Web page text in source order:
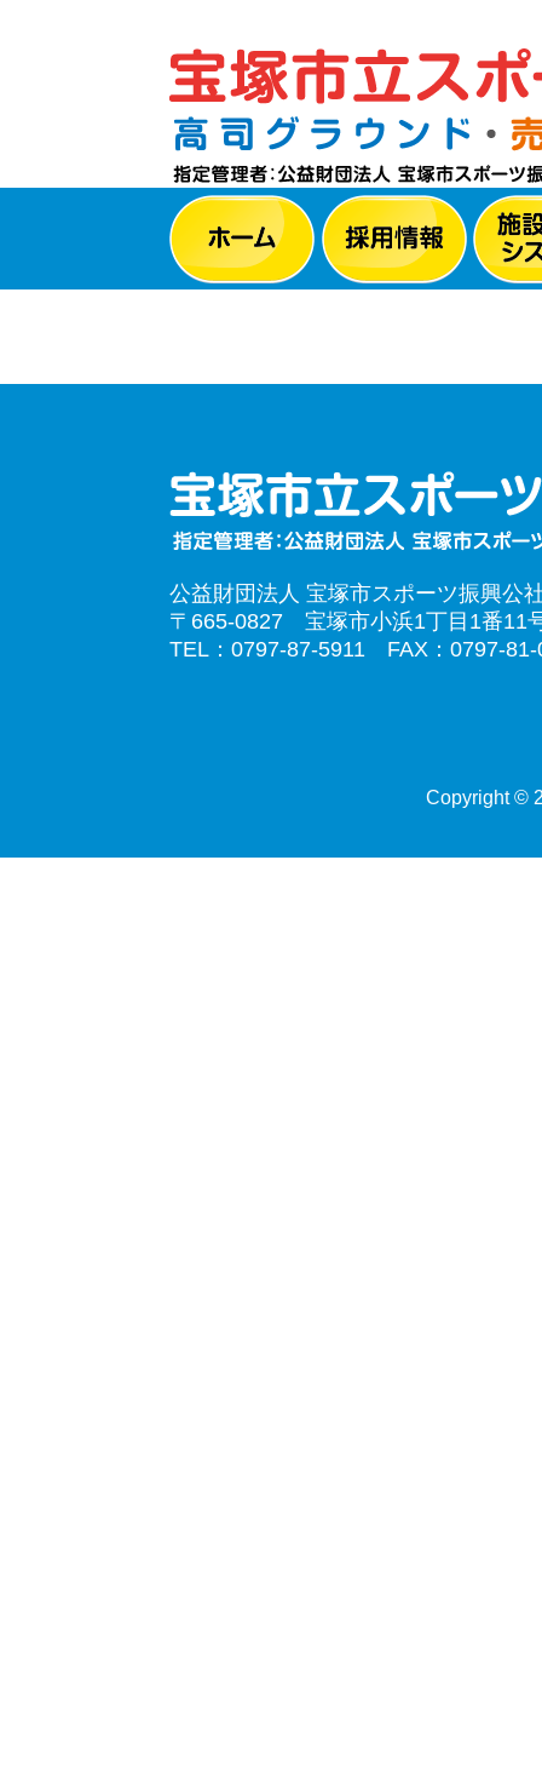
公益財団法人 宝塚市スポーツ振興公
〒665-0827 宝塚市小浜1丁目1番11
TEL：0797-87-5911 FAX：0797-81-
Copyright ©